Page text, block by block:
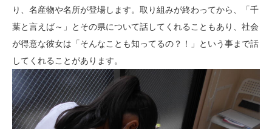
り、名産物や名所が登場します。取り組みが終わってから、「千
葉と言えば～」とその県について話してくれることもあり、社会
が得意な彼女は「そんなことも知ってるの？！」という事まで話
してくれることがあります。